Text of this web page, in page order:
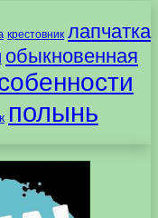
крестовник лапчатка
обыкновенная
полынь